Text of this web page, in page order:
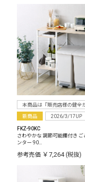
本商品は『販売店様の健全
新商品 2026/3/17UP
FKZ-90KC
さわやかな 調節可能棚付き ご
ンター 90…
参考売価 ￥7,264 (税抜)